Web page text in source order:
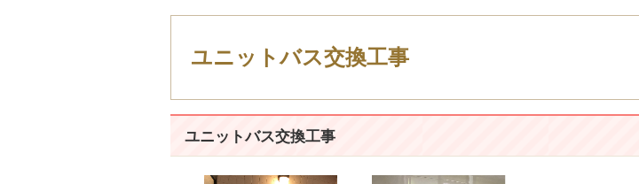
ユニットバス交換工事
ユニットバス交換工事